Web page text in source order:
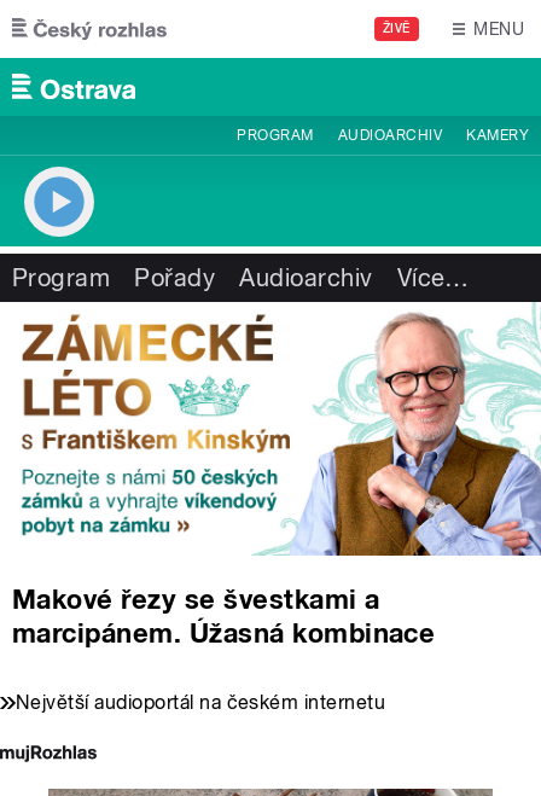
Přejít k hlavnímu obsahu
ŽIVĚ MENU
PROGRAM AUDIOARCHIV KAMERY
Program Pořady Audioarchiv Více…
Makové řezy se švestkami a
marcipánem. Úžasná kombinace
Největší audioportál na českém internetu